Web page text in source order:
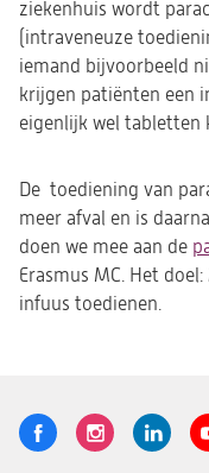
ziekenhuis wordt
(intraveneuze
iemand bijvoorbeeld
krijgen patiënten een
eigenlijk wel tabletten
De toediening van
meer afval en is
doen we mee aan de
Erasmus MC. Het
infuus toedienen.
Volg
Logo
Logo
Logo